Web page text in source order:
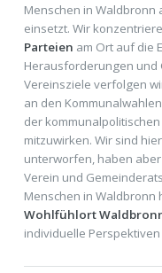
Menschen in Waldbronn
einsetzt. Wir
Parteien am Ort auf die
Herausforderungen und
Vereinsziele verfolgen
an den
der
mitzuwirken. Wir sind
unterworfen, haben
Verein und
Menschen in Waldbronn
Wohlfühlort
individuelle